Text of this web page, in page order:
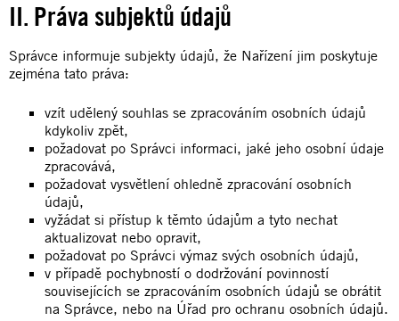
II. Práva subjektů údajů
Správce informuje subjekty údajů, že Nařízení jim poskytuje
zejména tato práva:
vzít udělený souhlas se zpracováním osobních údajů
kdykoliv zpět,
požadovat po Správci informaci, jaké jeho osobní údaje
zpracovává,
požadovat vysvětlení ohledně zpracování osobních
údajů,
vyžádat si přístup k těmto údajům a tyto nechat
aktualizovat nebo opravit,
požadovat po Správci výmaz svých osobních údajů,
v případě pochybností o dodržování povinností
souvisejících se zpracováním osobních údajů se obrátit
na Správce, nebo na Úřad pro ochranu osobních údajů.